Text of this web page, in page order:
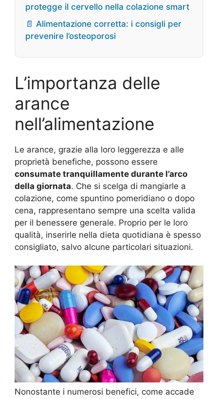
protegge il cervello nella colazione smart
📄 Alimentazione corretta: i consigli per
prevenire l’osteoporosi
L’importanza delle
arance
nell’alimentazione
Le arance, grazie alla loro leggerezza e alle
proprietà benefiche, possono essere
consumate tranquillamente durante l’arco
della giornata. Che si scelga di mangiarle a
colazione, come spuntino pomeridiano o dopo
cena, rappresentano sempre una scelta valida
per il benessere generale. Proprio per le loro
qualità, inserirle nella dieta quotidiana è spesso
consigliato, salvo alcune particolari situazioni.
Nonostante i numerosi benefici, come accade